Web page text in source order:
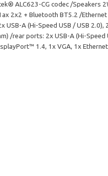
ALC623-CG codec /Speakers
2x2 + Bluetooth BT5.2 /
A (Hi-Speed USB / USB
/rear ports: 2x USB-A (Hi-Speed
1.4, 1x VGA, 1x